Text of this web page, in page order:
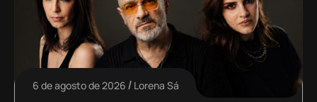
6 de agosto de 2026 Lorena Sá